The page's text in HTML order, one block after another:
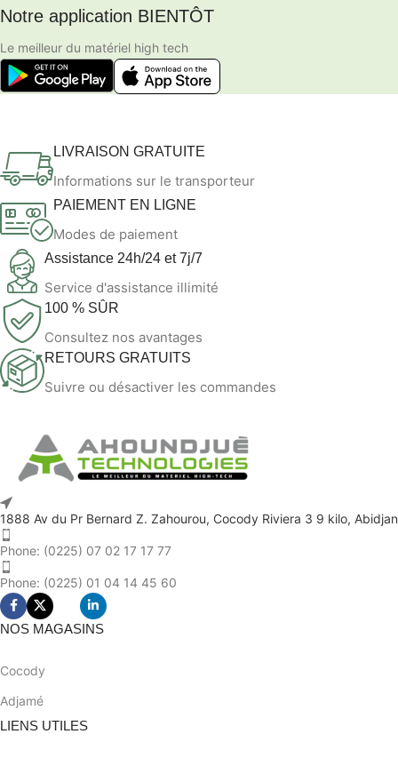
Notre application BIENTÔT
Le meilleur du matériel high tech
LIVRAISON GRATUITE
Informations sur le transporteur
PAIEMENT EN LIGNE
Modes de paiement
Assistance 24h/24 et 7j/7
Service d'assistance illimité
100 % SÛR
Consultez nos avantages
RETOURS GRATUITS
Suivre ou désactiver les commandes
1888 Av du Pr Bernard Z. Zahourou, Cocody Riviera 3 9 kilo, Abidjan
Phone: (0225) 07 02 17 17 77
Phone: (0225) 01 04 14 45 60
NOS MAGASINS
Cocody
Adjamé
LIENS UTILES